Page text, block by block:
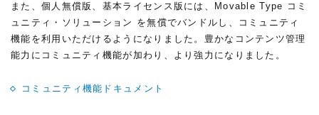
また、個人無償版、基本ライセンス版には、Movable Type コミ
ュニティ・ソリューション を無償でバンドルし、コミュニティ
機能を利用いただけるようになりました。豊かなコンテンツ管理
能力にコミュニティ機能が加わり、より強力になりました。
コミュニティ機能ドキュメント